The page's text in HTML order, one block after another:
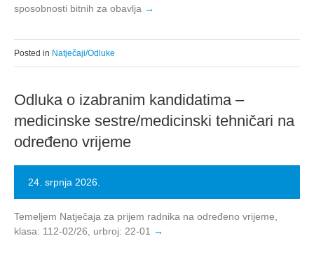
sposobnosti bitnih za obavlja
Posted in Natječaji/Odluke
Odluka o izabranim kandidatima –
medicinske sestre/medicinski tehničari na
određeno vrijeme
24. srpnja 2026.
Temeljem Natječaja za prijem radnika na određeno vrijeme,
klasa: 112-02/26, urbroj: 22-01